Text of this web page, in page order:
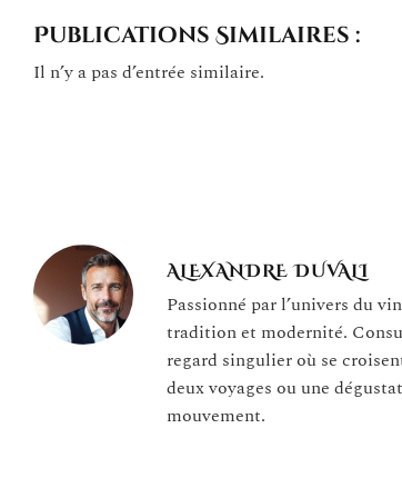
Publications Similaires :
Il n’y a pas d’entrée similaire.
ALEXANDRE DUVALI
Passionné par l’univers du
tradition et modernité.
regard singulier où se
deux voyages ou une
mouvement.